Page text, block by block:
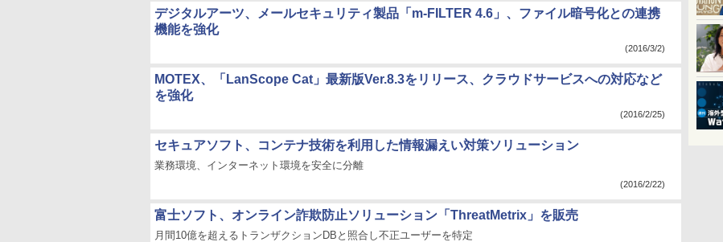
デジタルアーツ、メールセキュリティ製品「m-FILTER 4.6」、ファイル暗号化との連携
機能を強化
(2016/3/2)
MOTEX、「LanScope Cat」最新版Ver.8.3をリリース、クラウドサービスへの対応など
を強化
(2016/2/25)
セキュアソフト、コンテナ技術を利用した情報漏えい対策ソリューション
業務環境、インターネット環境を安全に分離
(2016/2/22)
富士ソフト、オンライン詐欺防止ソリューション「ThreatMetrix」を販売
月間10億を超えるトランザクションDBと照合し不正ユーザーを特定